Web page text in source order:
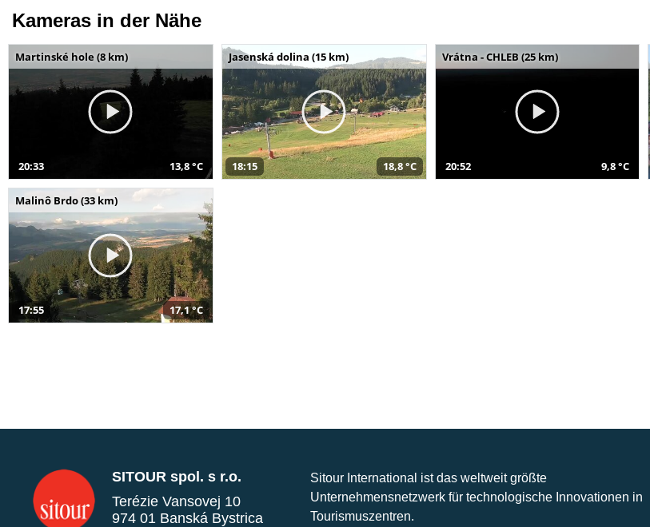
Kameras in der Nähe
Martinské hole (8 km)
20:33 13,8 °C
Jasenská dolina (15 km)
18:15 18,8 °C
Vrátna - CHLEB (25 km)
20:52 9,8 °C
Malinô Brdo (33 km)
17:55 17,1 °C
SITOUR spol. s r.o.
Terézie Vansovej 10
974 01 Banská Bystrica
Sitour International ist das weltweit größte
Unternehmensnetzwerk für technologische Innovationen in
Tourismuszentren.